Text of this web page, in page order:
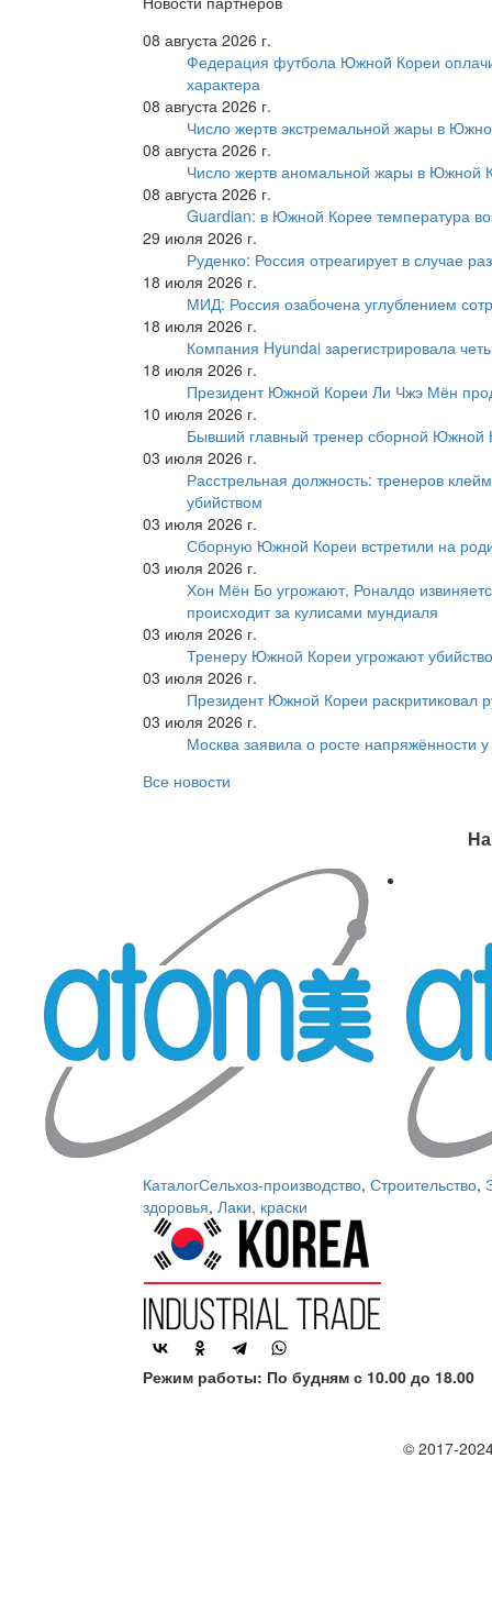
08 августа 2026 г.
Федерация футбола Южной Кореи
характера
08 августа 2026 г.
Число жертв экстремальной жары в
08 августа 2026 г.
Число жертв аномальной жары в Южной
08 августа 2026 г.
Guardian: в Южной Корее температура
29 июля 2026 г.
Руденко: Россия отреагирует в случае
18 июля 2026 г.
МИД: Россия озабочена углублением
18 июля 2026 г.
Компания Hyundai зарегистрировала
18 июля 2026 г.
Президент Южной Кореи Ли Чжэ Мён
10 июля 2026 г.
Бывший главный тренер сборной Южной
03 июля 2026 г.
Расстрельная должность: тренеров
убийством
03 июля 2026 г.
Сборную Южной Кореи встретили на
03 июля 2026 г.
Хон Мён Бо угрожают, Роналдо
происходит за кулисами мундиаля
03 июля 2026 г.
Тренеру Южной Кореи угрожают
03 июля 2026 г.
Президент Южной Кореи раскритиковал
03 июля 2026 г.
Москва заявила о росте
Все новости
КаталогСельхоз-производство, Строительство,
здоровья, Лаки, краски
Режим работы: По будням с 10.00 до 18.00
© 2017-